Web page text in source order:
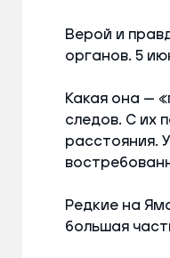
Верой и
органов. 5
Какая она —
следов. С их
расстояния.
Редкие на
большая